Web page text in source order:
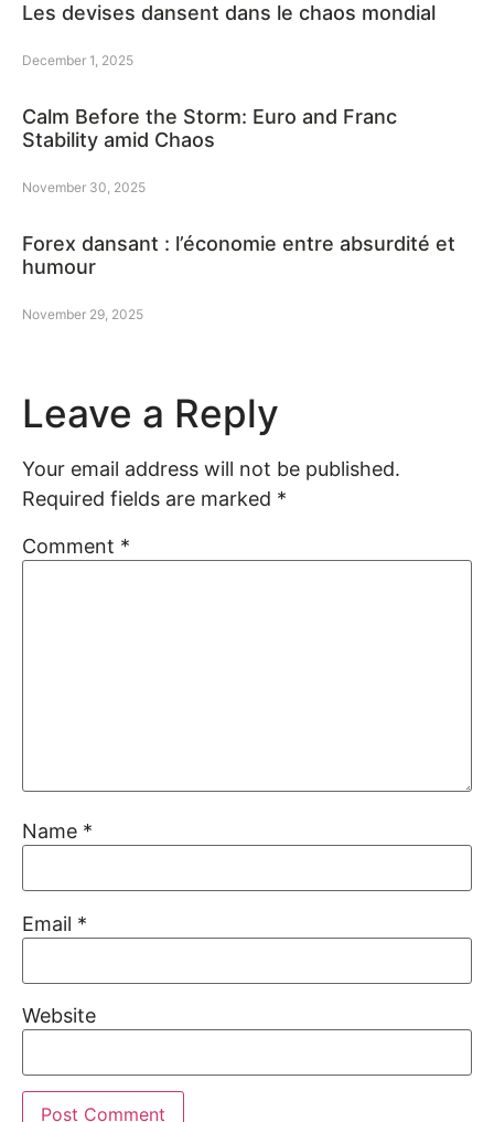
Les devises dansent dans le chaos mondial
December 1, 2025
Calm Before the Storm: Euro and Franc
Stability amid Chaos
November 30, 2025
Forex dansant : l’économie entre absurdité et
humour
November 29, 2025
Leave a Reply
Your email address will not be published.
Required fields are marked *
Comment *
Name *
Email *
Website